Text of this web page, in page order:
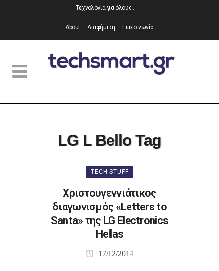
Τεχνολογία για όλους…
About Διαφήμιση Επικοινωνία
LG L Bello Tag
TECH STUFF
Χριστουγεννιάτικος
διαγωνισμός «Letters to
Santa» της LG Electronics
Hellas
17/12/2014